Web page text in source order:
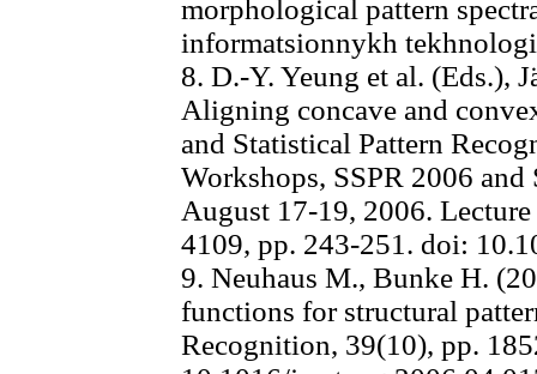
morphological pattern
informatsionnykh
8. D.-Y. Yeung et al. (Eds.),
Aligning concave and
and Statistical Pattern
Workshops, SSPR 2006
August 17-19, 2006.
4109, pp. 243-251. doi:
9. Neuhaus M., Bunke H.
functions for structural
Recognition, 39(10), pp.